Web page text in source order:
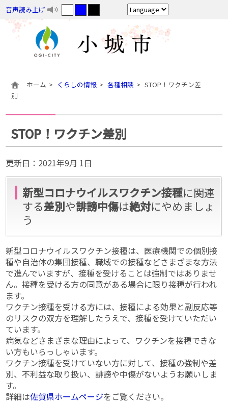
音声読み上げ
ホーム くらしの情報 各種相談
STOP！ワクチン差
別
STOP！ワクチン差別
更新日： 2021年9月 1日
新型コロナウイルスワクチン接種に関連
する差別や誹謗中傷は絶対にやめましょ
う
新型コロナウイルスワクチン接種は、医療機関での個別接
種や自治体の集団接種、職域での接種などさまざまな方法
で進んでいますが、接種を受けることは強制ではありませ
ん。接種を受ける方の同意がある場合に限り接種が行われ
ます。
ワクチン接種を受ける方には、接種による効果と副反応等
のリスクの双方を理解したうえで、接種を受けていただい
ています。
病気などさまざまな理由によって、ワクチンを接種できな
い方もいらっしゃいます。
ワクチン接種を受けていない方に対して、接種の強制や差
別、不利益な取り扱い、誹謗や中傷がないようお願いしま
す。
詳細は佐賀県ホームページをご覧ください。